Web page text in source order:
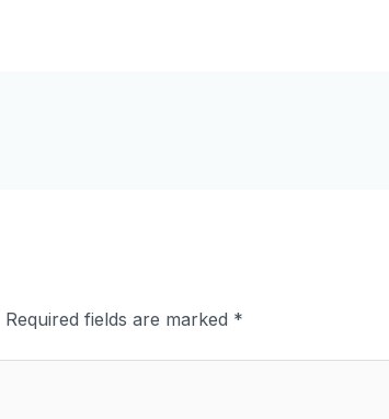
Required fields are marked *